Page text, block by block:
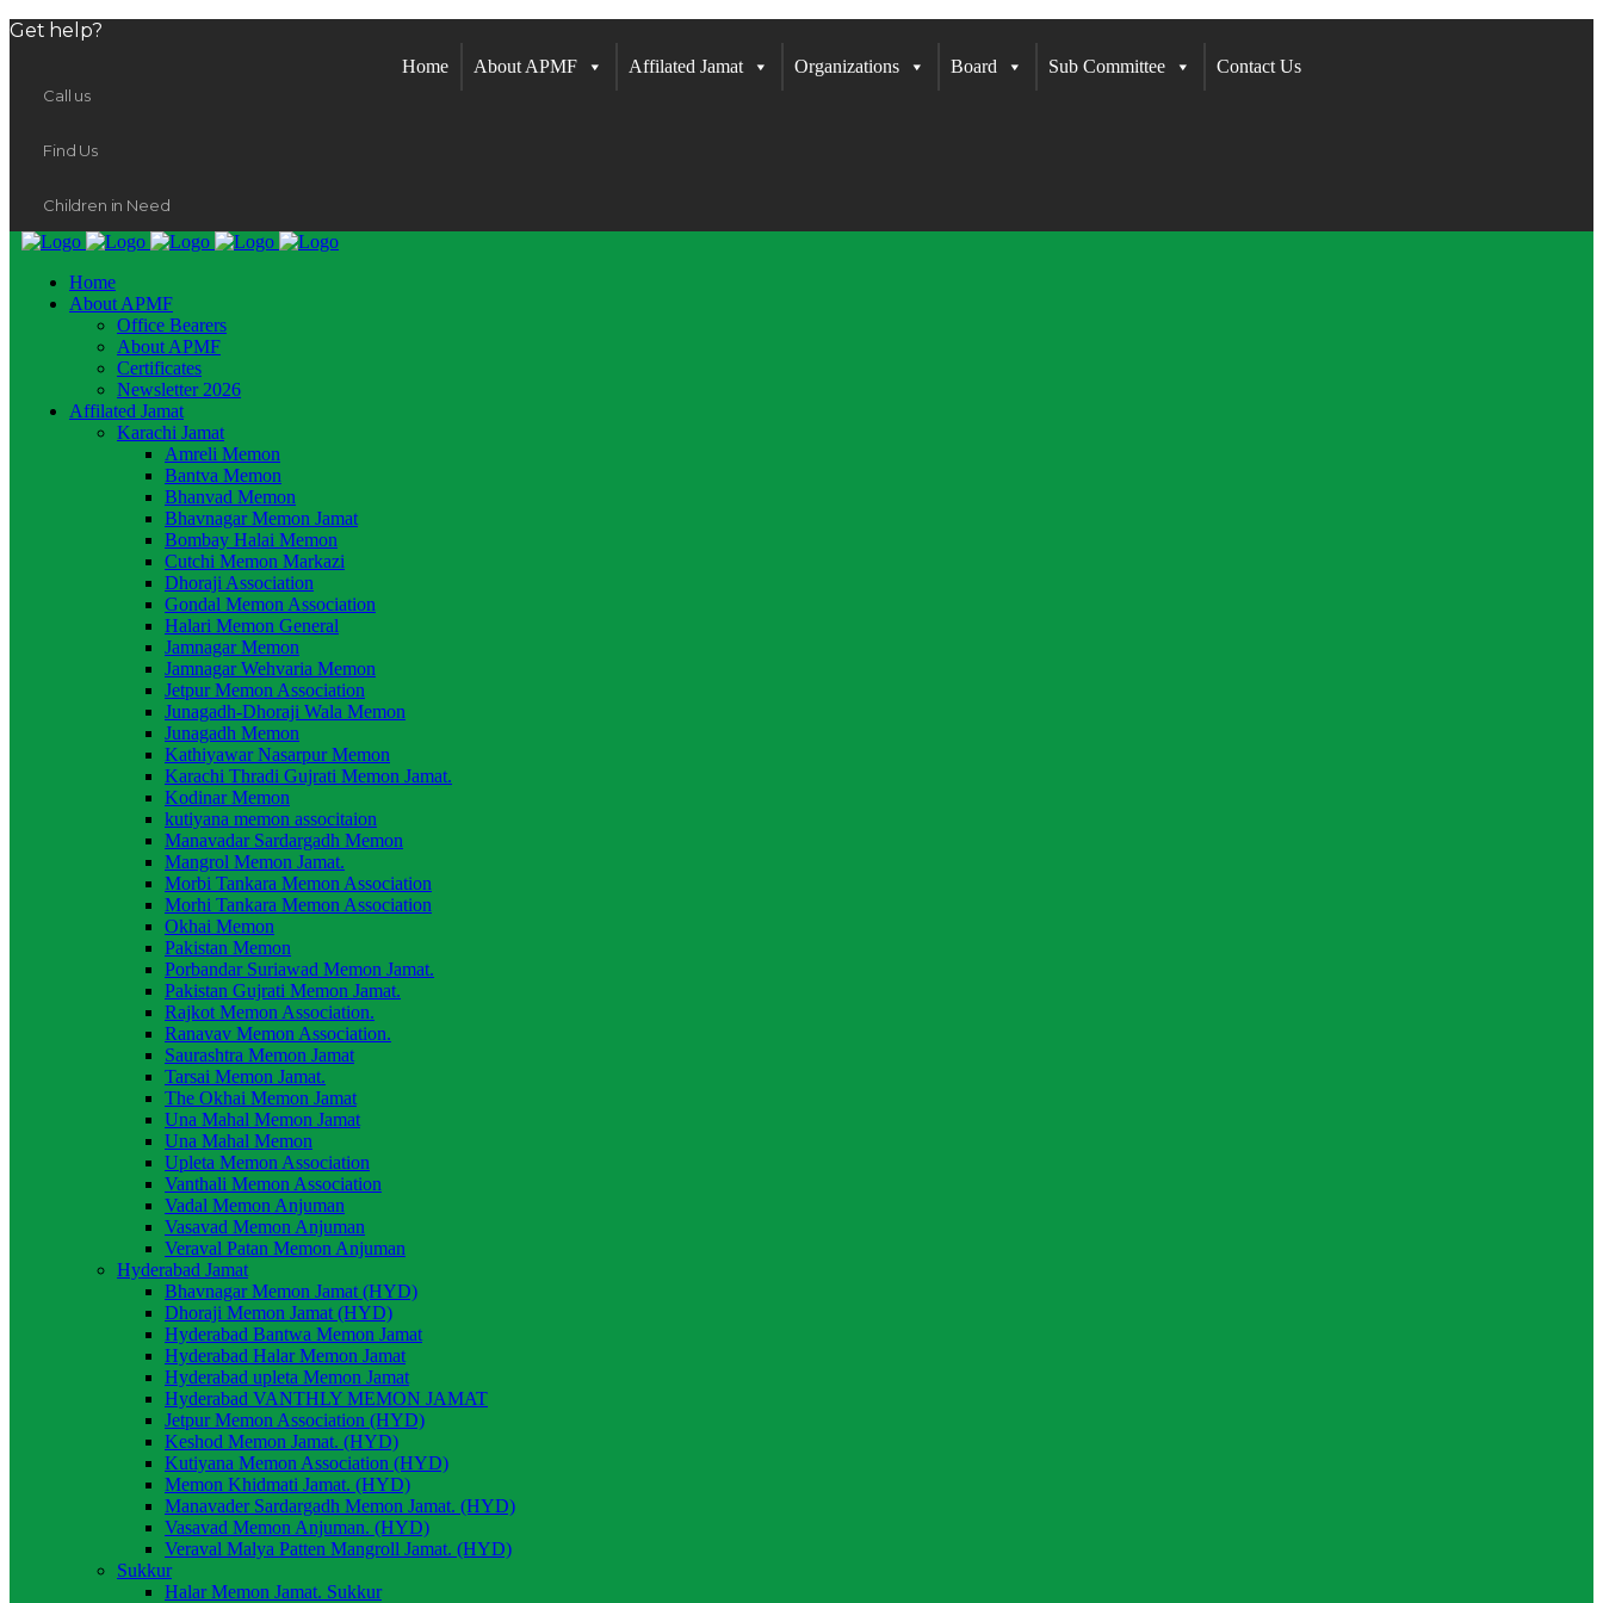
Get help?
Call us
Find Us
Children in Need
Home About APMF Affilated Jamat Organizations Board Sub Committee Contact Us
Home
About APMF
Office Bearers
About APMF
Certificates
Newsletter 2026
Affilated Jamat
Karachi Jamat
Amreli Memon
Bantva Memon
Bhanvad Memon
Bhavnagar Memon Jamat
Bombay Halai Memon
Cutchi Memon Markazi
Dhoraji Association
Gondal Memon Association
Halari Memon General
Jamnagar Memon
Jamnagar Wehvaria Memon
Jetpur Memon Association
Junagadh-Dhoraji Wala Memon
Junagadh Memon
Kathiyawar Nasarpur Memon
Karachi Thradi Gujrati Memon Jamat.
Kodinar Memon
kutiyana memon associtaion
Manavadar Sardargadh Memon
Mangrol Memon Jamat.
Morbi Tankara Memon Association
Morhi Tankara Memon Association
Okhai Memon
Pakistan Memon
Porbandar Suriawad Memon Jamat.
Pakistan Gujrati Memon Jamat.
Rajkot Memon Association.
Ranavav Memon Association.
Saurashtra Memon Jamat
Tarsai Memon Jamat.
The Okhai Memon Jamat
Una Mahal Memon Jamat
Una Mahal Memon
Upleta Memon Association
Vanthali Memon Association
Vadal Memon Anjuman
Vasavad Memon Anjuman
Veraval Patan Memon Anjuman
Hyderabad Jamat
Bhavnagar Memon Jamat (HYD)
Dhoraji Memon Jamat (HYD)
Hyderabad Bantwa Memon Jamat
Hyderabad Halar Memon Jamat
Hyderabad upleta Memon Jamat
Hyderabad VANTHLY MEMON JAMAT
Jetpur Memon Association (HYD)
Keshod Memon Jamat. (HYD)
Kutiyana Memon Association (HYD)
Memon Khidmati Jamat. (HYD)
Manavader Sardargadh Memon Jamat. (HYD)
Vasavad Memon Anjuman. (HYD)
Veraval Malya Patten Mangroll Jamat. (HYD)
Sukkur
Halar Memon Jamat. Sukkur